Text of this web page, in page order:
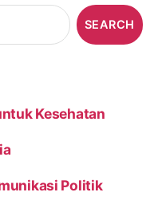
Kesehatan
Politik